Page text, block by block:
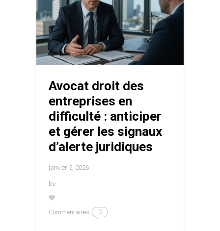
Avocat droit des
entreprises en
difficulté : anticiper
et gérer les signaux
d’alerte juridiques
janvier 5, 2026
by
Commentaires 0